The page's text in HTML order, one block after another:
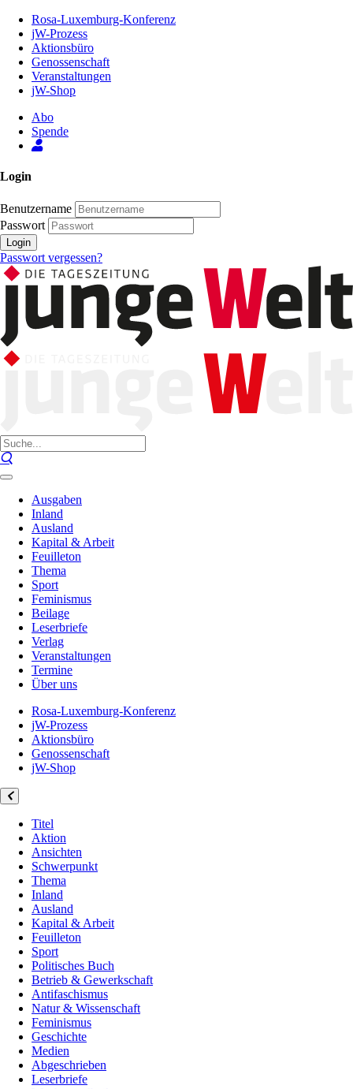
Inhalt
Seite
Rosa-Luxemburg-Konferenz
jW-Prozess
Aktionsbüro
Genossenschaft
Veranstaltungen
jW-Shop
Abo
Spende
Login
Benutzername
Passwort
Login
Passwort vergessen?
Ausgaben
Inland
Ausland
Kapital & Arbeit
Feuilleton
Thema
Sport
Feminismus
Beilage
Leserbriefe
Verlag
Veranstaltungen
Termine
Über uns
Rosa-Luxemburg-Konferenz
jW-Prozess
Aktionsbüro
Genossenschaft
jW-Shop
Titel
Aktion
Ansichten
Schwerpunkt
Thema
Inland
Ausland
Kapital & Arbeit
Feuilleton
Sport
Politisches Buch
Betrieb & Gewerkschaft
Antifaschismus
Natur & Wissenschaft
Feminismus
Geschichte
Medien
Abgeschrieben
Leserbriefe